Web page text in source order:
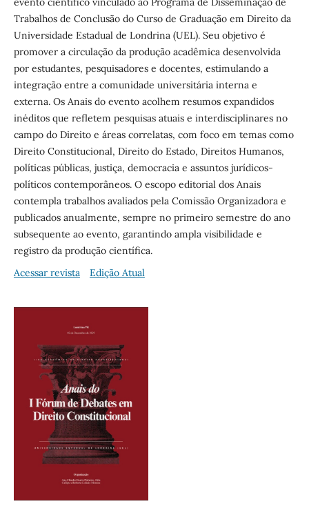
Trabalhos de Conclusão do Curso de Graduação em Direito da
Universidade Estadual de Londrina (UEL). Seu objetivo é
promover a circulação da produção acadêmica desenvolvida
por estudantes, pesquisadores e docentes, estimulando a
integração entre a comunidade universitária interna e
externa. Os Anais do evento acolhem resumos expandidos
inéditos que refletem pesquisas atuais e interdisciplinares no
campo do Direito e áreas correlatas, com foco em temas como
Direito Constitucional, Direito do Estado, Direitos Humanos,
políticas públicas, justiça, democracia e assuntos jurídicos-
políticos contemporâneos. O escopo editorial dos Anais
contempla trabalhos avaliados pela Comissão Organizadora e
publicados anualmente, sempre no primeiro semestre do ano
subsequente ao evento, garantindo ampla visibilidade e
registro da produção científica.
Acessar revista
Edição Atual